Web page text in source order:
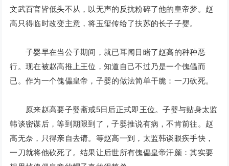
文武百官皆低头不从，以无声的反抗粉碎了他的皇帝梦。赵
高只得临时改变主意，将玉玺传给了扶苏的长子子婴。
子婴早在当公子期间，就已耳闻目睹了赵高的种种恶
行。现在被赵高推上王位，知道自己不过乃是一个傀儡而
已。作为一个傀儡皇帝，子婴的做法简单干脆：一刀砍死。
原来赵高要子婴斋戒5日后正式即王位。子婴与贴身太监
韩谈密谋后，等到期限到了，子婴推说有病，不肯前往。赵
高无奈，只得亲自去请。等赵高一到，太监韩谈眼疾手快，
一刀就将他砍死了。结果让后世所有傀儡皇帝汗颜：其实要